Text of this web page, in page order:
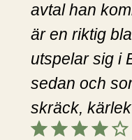
avtal han
är en riktig
utspelar sig i
sedan och
skräck,